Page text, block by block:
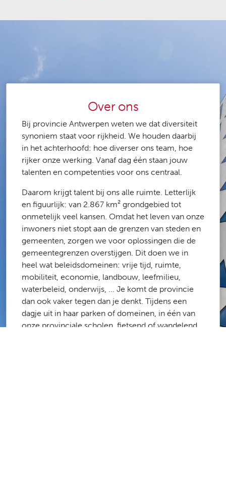
Over ons
Bij provincie Antwerpen weten we dat diversiteit
synoniem staat voor rijkheid. We houden daarbij
in het achterhoofd: hoe diverser ons team, hoe
rijker onze werking. Vanaf dag één staan jouw
talenten en competenties voor ons centraal.
Daarom krijgt talent bij ons alle ruimte. Letterlijk
en figuurlijk: van 2.867 km² grondgebied tot
onmetelijk veel kansen. Omdat het leven van onze
inwoners niet stopt aan de grenzen van steden en
gemeenten, zorgen we voor oplossingen die de
gemeentegrenzen overstijgen. Dit doen we in
heel wat beleidsdomeinen: vrije tijd, ruimte,
mobiliteit, economie, landbouw, leefmilieu,
waterbeleid, onderwijs, ... Je komt de provincie
dan ook vaker tegen dan je denkt. Tijdens een
dagje uit in haar parken of domeinen, in één van
onze provinciale scholen, fietsend of wandelend